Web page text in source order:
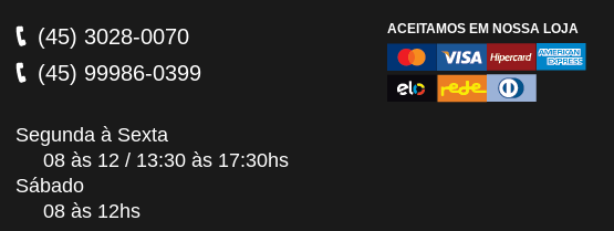
(45) 3028-0070
(45) 99986-0399
Segunda à Sexta
08 às 12 / 13:30 às 17:30hs
Sábado
08 às 12hs
ACEITAMOS EM NOSSA LOJA